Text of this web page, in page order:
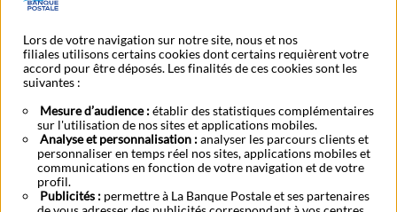
Protection des Données à Caractère PersonnelFiliales et partenaires
CookiesGestion des cookiesActualiser vos informations
Contestation et réclamation Coordonnées Centres Financiers
Alertes fraudes et points de vigilance Actualités réglementaires CGU
Aide navigateur et systèmes d'exploitation
Vider le cache de votre navigateurLexique Aide et accessibilité
Accessibilité – Partiellement conforme Espace candidature
BFI - Banque de Financement et d'Investissement
Le fonds de garantie des dépôts et de résolutionRésilierRétractation
Lors de votre navigation sur notre site, nous et nos
filiales utilisons certains cookies dont certains requièrent votre
accord pour être déposés. Les finalités de ces cookies sont les
suivantes :
Mesure d’audience :établir des statistiques complémentaires
sur l'utilisation de nos sites et applications mobiles.
Analyse et personnalisation :analyser les parcours clients et
personnaliser en temps réel nos sites, applications mobiles et
communications en fonction de votre navigation et de votre
profil.
Publicités : permettre à La Banque Postale et ses partenaires